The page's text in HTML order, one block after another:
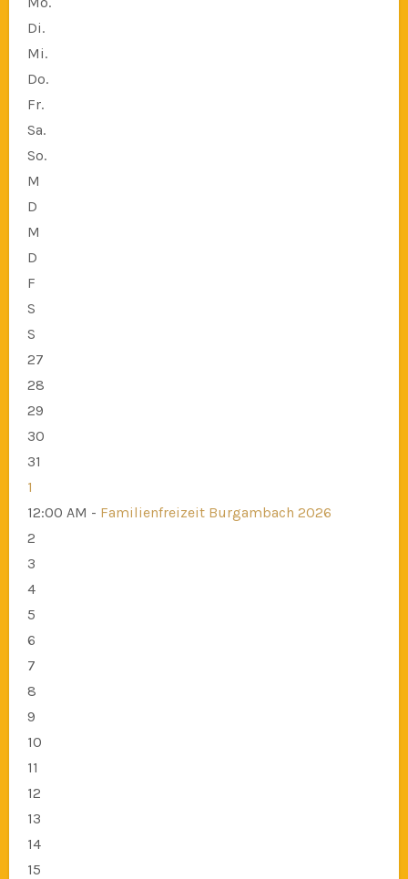
Di.
Mi.
Do.
Fr.
Sa.
So.
M
D
M
D
F
S
S
27
28
29
30
31
1
12:00 AM - Familienfreizeit Burgambach 2026
2
3
4
5
6
7
8
9
10
11
12
13
14
15